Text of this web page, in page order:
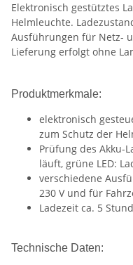
Elektronisch gestütztes
Helmleuchte.
Ausführungen für Netz-
Lieferung erfolgt ohne
Produktmerkmale:
elektronisch
zum Schutz der
Prüfung des Akku-
läuft, grüne LED:
verschiedene
230 V und für
Ladezeit ca. 5
Technische Daten: